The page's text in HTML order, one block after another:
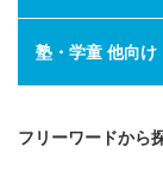
塾・学童 他向け
フリーワードから